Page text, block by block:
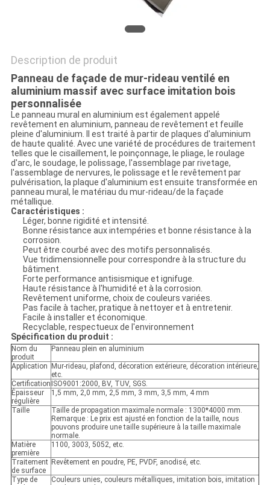
Description de produit
Panneau de façade de mur-rideau ventilé en
aluminium massif avec surface imitation bois
personnalisée
Le panneau mural en aluminium est également appelé
revêtement en aluminium, panneau de revêtement et feuille
pleine d'aluminium. Il est traité à partir de plaques d'aluminium
de haute qualité. Avec une variété de procédures de traitement
telles que le cisaillement, le poinçonnage, le pliage, le roulage
d'arc, le soudage, le polissage, l'assemblage par rivetage,
l'assemblage de nervures, le polissage et le revêtement par
pulvérisation, la plaque d'aluminium est ensuite transformée en
panneau mural, le matériau du mur-rideau/de la façade
métallique.
Caractéristiques :
Léger, bonne rigidité et intensité.
Bonne résistance aux intempéries et bonne résistance à la
corrosion.
Peut être courbé avec des motifs personnalisés.
Vue tridimensionnelle pour correspondre à la structure du
bâtiment.
Forte performance antisismique et ignifuge.
Haute résistance à l'humidité et à la corrosion.
Revêtement uniforme, choix de couleurs variées.
Pas facile à tacher, pratique à nettoyer et à entretenir.
Facile à installer et économique.
Recyclable, respectueux de l'environnement
Spécification du produit :
Nom du
produit
Panneau plein en aluminium
Application
Mur-rideau, plafond, décoration extérieure, décoration intérieure,
etc.
Certification ISO9001:2000, BV, TUV, SGS.
Épaisseur
régulière
1,5 mm, 2,0 mm, 2,5 mm, 3 mm, 3,5 mm, 4 mm
Taille
Taille de propagation maximale normale : 1300*4000 mm.
Remarque : Le prix est ajusté en fonction de la taille, nous
pouvons produire une taille supérieure à la taille maximale
normale.
Matière
première
1100, 3003, 5052, etc.
Traitement
de surface
Revêtement en poudre, PE, PVDF, anodisé, etc.
Type de
Couleurs unies, couleurs métalliques, imitation bois, imitation